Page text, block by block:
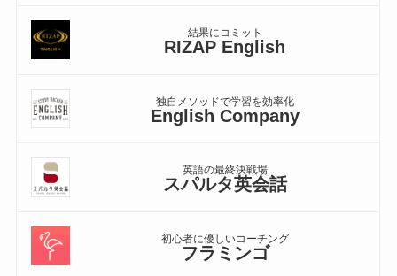
結果にコミット
RIZAP English
独自メソッドで学習を効率化
English Company
英語の最終決戦場
スパルタ英会話
初心者に優しいコーチング
フラミンゴ